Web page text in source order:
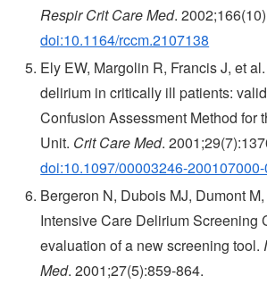
Respir Crit Care Med.
doi:10.1164/rccm.2107138
Ely EW, Margolin R, Francis J, et
delirium in critically ill patients:
Confusion Assessment Method for
Unit. Crit Care Med.
doi:10.1097/00003246-
Bergeron N, Dubois MJ, Dumont
Intensive Care Delirium Screening
evaluation of a new screening tool.
Med. 2001;27(5):859-864.